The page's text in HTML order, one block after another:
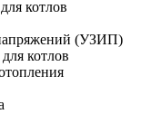
котлов
(УЗИП)
котлов